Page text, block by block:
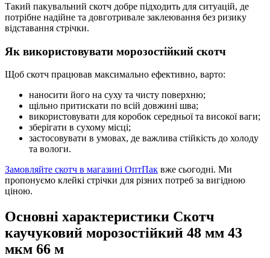
Такий пакувальний скотч добре підходить для ситуацій, де
потрібне надійне та довготривале заклеювання без ризику
відставання стрічки.
Як використовувати морозостійкий скотч
Щоб скотч працював максимально ефективно, варто:
наносити його на суху та чисту поверхню;
щільно притискати по всій довжині шва;
використовувати для коробок середньої та високої ваги;
зберігати в сухому місці;
застосовувати в умовах, де важлива стійкість до холоду
та вологи.
Замовляйте скотч в магазині ОптПак вже сьогодні. Ми
пропонуємо клейкі стрічки для різних потреб за вигідною
ціною.
Основні характеристики Скотч
каучуковий морозостійкий 48 мм 43
мкм 66 м